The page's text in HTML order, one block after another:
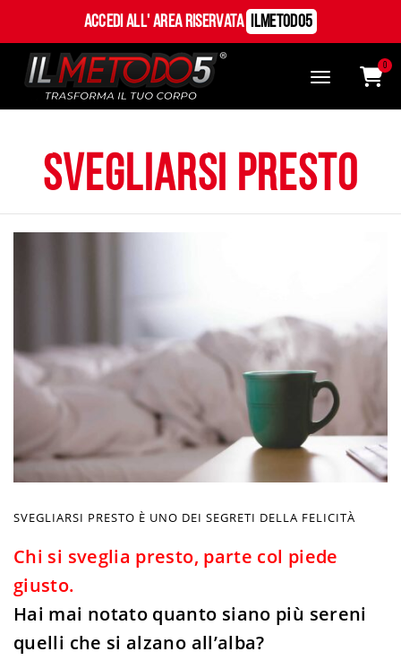
Accedi all' Area Riservata ILMetodo5
0
svegliarsi presto
SVEGLIARSI PRESTO È UNO DEI SEGRETI DELLA FELICITÀ
Chi si sveglia presto, parte col piede
giusto.
Hai mai notato quanto siano più sereni
quelli che si alzano all’alba?